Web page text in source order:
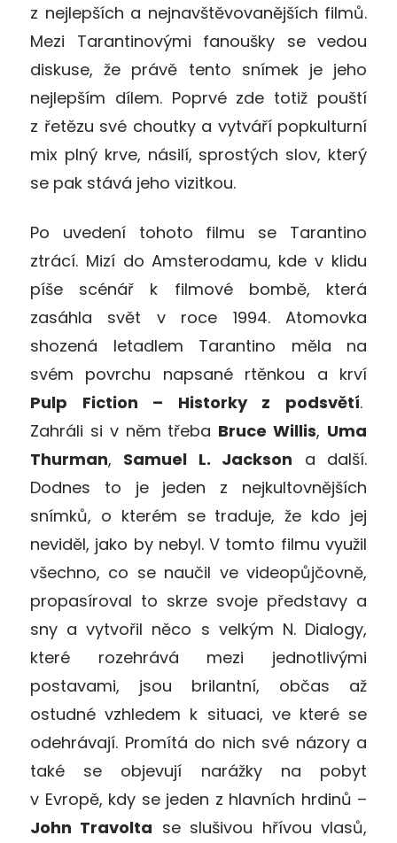
z nejlepších a nejnavštěvovanějších filmů.
Mezi Tarantinovými fanoušky se vedou
diskuse, že právě tento snímek je jeho
nejlepším dílem. Poprvé zde totiž pouští
z řetězu své choutky a vytváří popkulturní
mix plný krve, násilí, sprostých slov, který
se pak stává jeho vizitkou.
Po uvedení tohoto filmu se Tarantino
ztrácí. Mizí do Amsterodamu, kde v klidu
píše scénář k filmové bombě, která
zasáhla svět v roce 1994. Atomovka
shozená letadlem Tarantino měla na
svém povrchu napsané rtěnkou a krví
Pulp Fiction – Historky z podsvětí.
Zahráli si v něm třeba Bruce Willis, Uma
Thurman, Samuel L. Jackson a další.
Dodnes to je jeden z nejkultovnějších
snímků, o kterém se traduje, že kdo jej
neviděl, jako by nebyl. V tomto filmu využil
všechno, co se naučil ve videopůjčovně,
propasíroval to skrze svoje představy a
sny a vytvořil něco s velkým N. Dialogy,
které rozehrává mezi jednotlivými
postavami, jsou brilantní, občas až
ostudné vzhledem k situaci, ve které se
odehrávají. Promítá do nich své názory a
také se objevují narážky na pobyt
v Evropě, kdy se jeden z hlavních hrdinů –
John Travolta se slušivou hřívou vlasů,